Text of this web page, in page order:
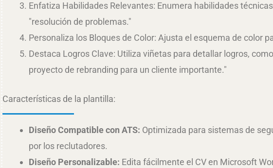
Enfatiza Habilidades Relevantes: Enumera habilidades
"resolución de problemas."
Personaliza los Bloques de Color: Ajusta el esquema de color
Destaca Logros Clave: Utiliza viñetas para detallar logros,
proyecto de rebranding para un cliente importante."
Características de la plantilla:
Diseño Compatible con ATS: Optimizada para sistemas de
por los reclutadores.
Diseño Personalizable: Edita fácilmente el CV en Microsoft